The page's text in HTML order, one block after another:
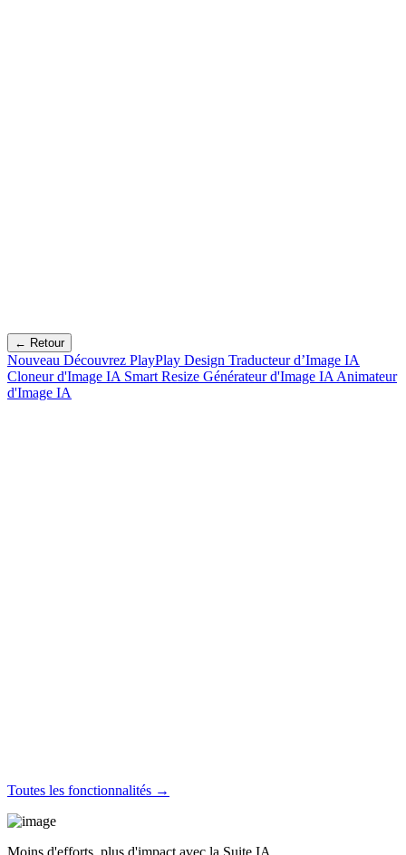
← Retour
Nouveau Découvrez PlayPlay Design Traducteur d’Image IA
Cloneur d'Image IA Smart Resize Générateur d'Image IA Animateur
d'Image IA
Toutes les fonctionnalités →
Moins d'efforts, plus d'impact avec la Suite IA